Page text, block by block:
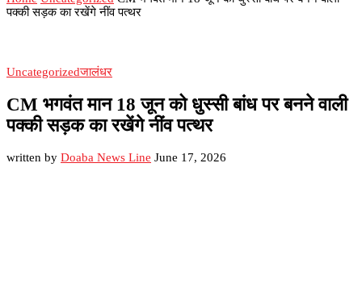
पक्की सड़क का रखेंगे नींव पत्थर
Uncategorizedजालंधर
CM भगवंत मान 18 जून को धुस्सी बांध पर बनने वाली
पक्की सड़क का रखेंगे नींव पत्थर
written by Doaba News Line June 17, 2026